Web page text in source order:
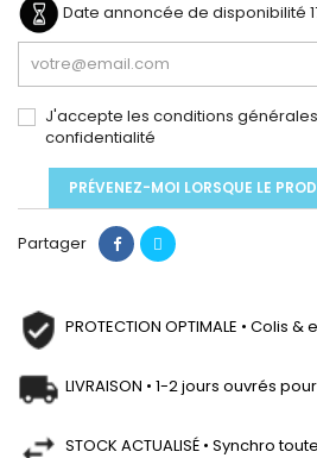
Date annoncée de disponibilité
J'accepte les conditions
confidentialité
PRÉVENEZ-MOI LORSQUE LE
Partager
PROTECTION OPTIMALE • Colis
LIVRAISON • 1-2 jours ouvrés
STOCK ACTUALISÉ • Synchro